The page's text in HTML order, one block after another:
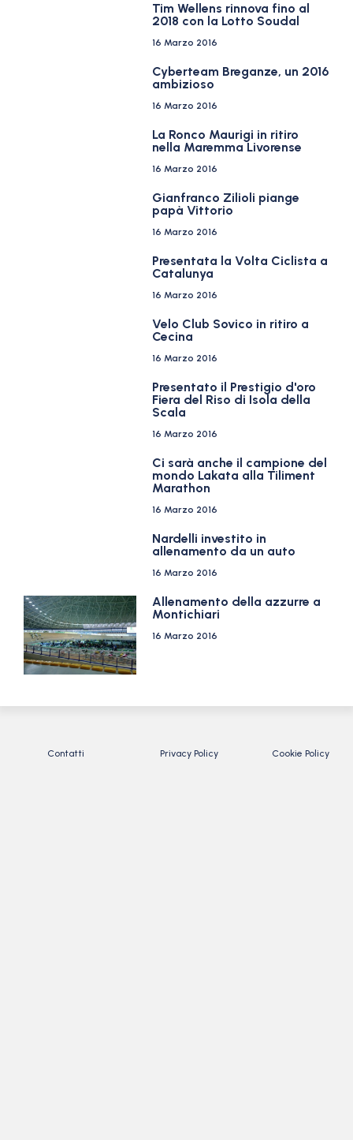
Tim Wellens rinnova fino al
2018 con la Lotto Soudal
16 Marzo 2016
Cyberteam Breganze, un 2016
ambizioso
16 Marzo 2016
La Ronco Maurigi in ritiro
nella Maremma Livorense
16 Marzo 2016
Gianfranco Zilioli piange
papà Vittorio
16 Marzo 2016
Presentata la Volta Ciclista a
Catalunya
16 Marzo 2016
Velo Club Sovico in ritiro a
Cecina
16 Marzo 2016
Presentato il Prestigio d'oro
Fiera del Riso di Isola della
Scala
16 Marzo 2016
Ci sarà anche il campione del
mondo Lakata alla Tiliment
Marathon
16 Marzo 2016
Nardelli investito in
allenamento da un auto
16 Marzo 2016
Allenamento della azzurre a
Montichiari
16 Marzo 2016
Contatti Privacy Policy Cookie Policy